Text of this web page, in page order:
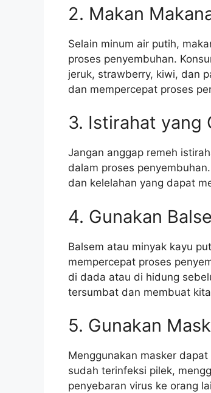
2. Makan
Selain minum air putih,
proses penyembuhan.
jeruk, strawberry, kiwi, dan
dan mempercepat proses
3. Istirahat yang
Jangan anggap remeh
dalam proses
dan kelelahan yang dapat
4. Gunakan
Balsem atau minyak kayu
mempercepat proses
di dada atau di hidung
tersumbat dan membuat
5. Gunakan
Menggunakan masker
sudah terinfeksi pilek,
penyebaran virus ke orang